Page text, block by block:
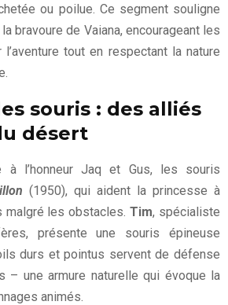
ou poilue. Ce segment souligne
bravoure de Vaiana, encourageant les
tout en respectant la nature
souris : des alliés
désert
à l’honneur Jaq et Gus, les souris
(1950), qui aident la princesse à
malgré les obstacles.Tim, spécialiste
présente une souris épineuse
durs et pointus servent de défense
– une armure naturelle qui évoque la
animés.